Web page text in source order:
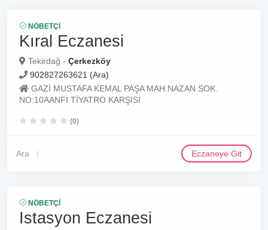
NÖBETÇI
Kıral Eczanesi
Tekirdağ - Çerkezköy
902827263621 (Ara)
GAZİ MUSTAFA KEMAL PAŞA MAH.NAZAN SOK.
NO:10AANFİ TİYATRO KARŞISI
(0)
Ara Eczaneye Git
NÖBETÇI
Istasyon Eczanesi